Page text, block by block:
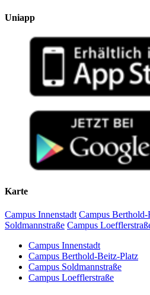
Uniapp
Karte
Campus Innenstadt Campus
Soldmannstraße Campus
Campus Innenstadt
Campus Berthold-Beitz-Platz
Campus Soldmannstraße
Campus Loefflerstraße